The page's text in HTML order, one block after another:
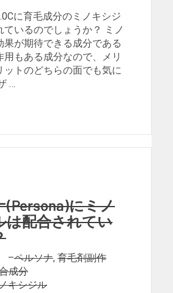
に育毛成分のミノキシジ
ているのでしょうか？ ミノ
果が期待できる成分である
用もある成分なので、メリ
ットのどちらの面でも気に
…
(Persona)にミノ
は配合されてい
–ペルソナ, 育毛剤副作
成分
キシジル